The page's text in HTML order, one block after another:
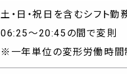
土・日・祝日を含むシフト勤
06:25～20:45の間で変則
※一年単位の変形労働時間